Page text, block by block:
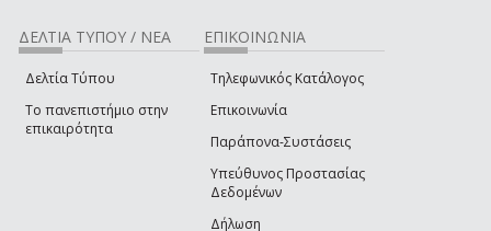
ΔΕΛΤΙΑ ΤΥΠΟΥ / ΝΕΑ
Δελτία Τύπου
Το πανεπιστήμιο στην
επικαιρότητα
ΕΠΙΚΟΙΝΩΝΙΑ
Τηλεφωνικός Κατάλογος
Επικοινωνία
Παράπονα-Συστάσεις
Υπεύθυνος Προστασίας
Δεδομένων
Δήλωση